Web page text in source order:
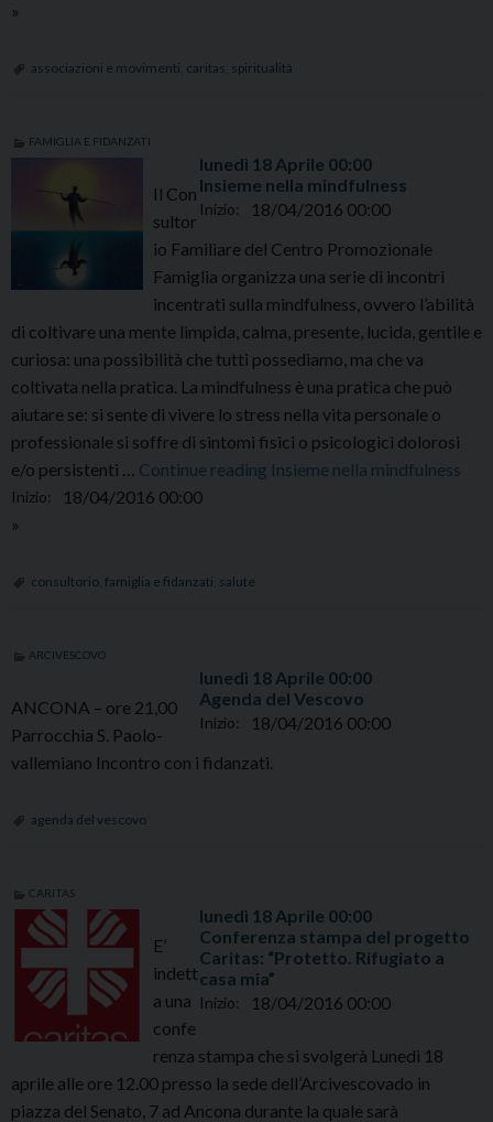
»
associazioni e movimenti caritas spiritualità
FAMIGLIA E FIDANZATI
lunedì 18 Aprile 00:00
Insieme nella mindfulness
Inizio: 18/04/2016 00:00
Il Con
sultor
io Familiare del Centro Promozionale
Famiglia organizza una serie di incontri
incentrati sulla mindfulness, ovvero l’abilità
di coltivare una mente limpida, calma, presente, lucida, gentile e
curiosa: una possibilità che tutti possediamo, ma che va
coltivata nella pratica. La mindfulness è una pratica che può
aiutare se: si sente di vivere lo stress nella vita personale o
professionale si soffre di sintomi fisici o psicologici dolorosi
e/o persistenti … Continue reading lunedì
Insieme nella mindfulness
Inizio:
18/04/2016 00:00
»
consultorio famiglia e fidanzati salute
ARCIVESCOVO
lunedì 18 Aprile 00:00
Agenda del Vescovo
Inizio: 18/04/2016 00:00
ANCONA – ore 21,00
Parrocchia S. Paolo-
vallemiano Incontro con i fidanzati.
agenda del vescovo
CARITAS
lunedì 18 Aprile 00:00
Conferenza stampa del progetto
Caritas: “Protetto. Rifugiato a
casa mia”
Inizio: 18/04/2016 00:00
E’
indett
a una
confe
renza stampa che si svolgerà Lunedì 18
aprile alle ore 12.00 presso la sede dell’Arcivescovado in
piazza del Senato, 7 ad Ancona durante la quale sarà